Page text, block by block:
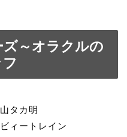
～オラクルの
タカ明
ィートレイン